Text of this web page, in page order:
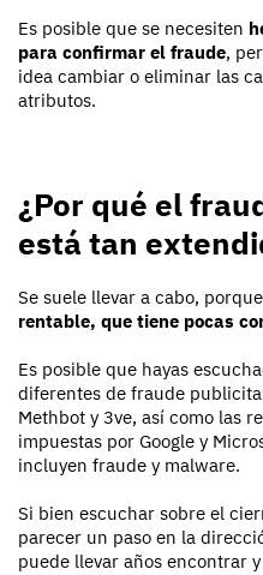
Es posible que se necesiten
para confirmar el fraude,
idea cambiar o eliminar las
atributos.
¿Por qué el
está tan
Se suele llevar a cabo,
rentable, que tiene pocas
Es posible que hayas
diferentes de fraude
Methbot y 3ve, así como las
impuestas por Google y
incluyen fraude y malware.
Si bien escuchar sobre el
parecer un paso en la
puede llevar años encontrar